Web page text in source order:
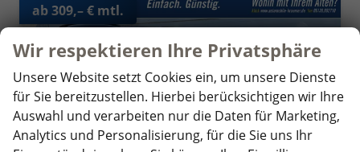
ab 309,– € mtl.
Wir respektieren Ihre Privatsphäre
Unsere Website setzt Cookies ein, um unsere Dienste
für Sie bereitzustellen. Hierbei berücksichtigen wir Ihre
Auswahl und verarbeiten nur die Daten für Marketing,
Analytics und Personalisierung, für die Sie uns Ihr